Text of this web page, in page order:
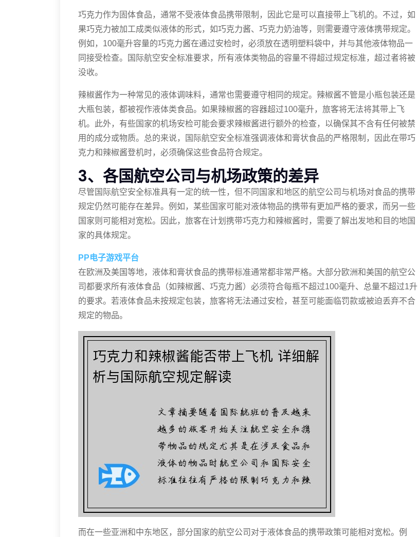
巧克力作为固体食品，通常不受液体食品携带限制，因此它是可以直接带上飞机的。不过，如
果巧克力被加工成类似液体的形式，如巧克力酱、巧克力奶油等，则需要遵守液体携带规定。
例如，100毫升容量的巧克力酱在通过安检时，必须放在透明塑料袋中，并与其他液体物品一
同接受检查。国际航空安全标准要求，所有液体类物品的容量不得超过规定标准，超过者将被
没收。
辣椒酱作为一种常见的液体调味料，通常也需要遵守相同的规定。辣椒酱不管是小瓶包装还是
大瓶包装，都被视作液体类食品。如果辣椒酱的容器超过100毫升，旅客将无法将其带上飞
机。此外，有些国家的机场安检可能会要求辣椒酱进行额外的检查，以确保其不含有任何被禁
用的成分或物质。总的来说，国际航空安全标准强调液体和膏状食品的严格限制，因此在带巧
克力和辣椒酱登机时，必须确保这些食品符合规定。
3、各国航空公司与机场政策的差异
尽管国际航空安全标准具有一定的统一性，但不同国家和地区的航空公司与机场对食品的携带
规定仍然可能存在差异。例如，某些国家可能对液体物品的携带有更加严格的要求，而另一些
国家则可能相对宽松。因此，旅客在计划携带巧克力和辣椒酱时，需要了解出发地和目的地国
家的具体规定。
PP电子游戏平台
在欧洲及美国等地，液体和膏状食品的携带标准通常都非常严格。大部分欧洲和美国的航空公
司都要求所有液体食品（如辣椒酱、巧克力酱）必须符合每瓶不超过100毫升、总量不超过1升
的要求。若液体食品未按规定包装，旅客将无法通过安检，甚至可能面临罚款或被迫丢弃不合
规定的物品。
而在一些亚洲和中东地区，部分国家的航空公司对于液体食品的携带政策可能相对宽松。例